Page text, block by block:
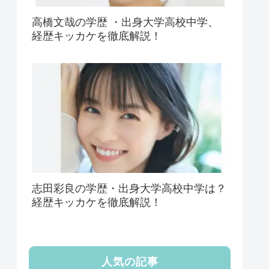
高橋文哉の学歴 ・出身大学高校中学、
経歴キッカケを徹底解説！
志田彩良の学歴・出身大学高校中学は？
経歴キッカケを徹底解説！
人気の記事